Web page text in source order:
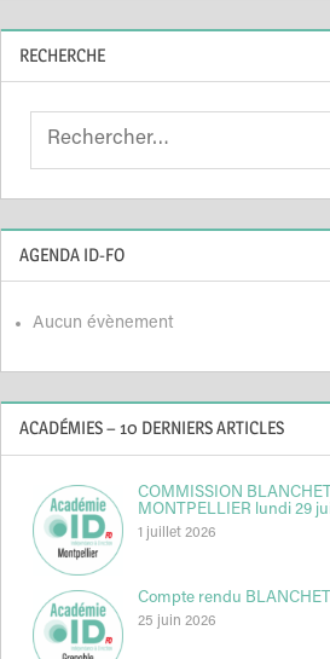
RECHERCHE
Search
AGENDA ID-FO
Aucun évènement
ACADÉMIES – 10 DERNIERS ARTICLES
COMMISSION
MONTPELLIER lundi 29
1 juillet 2026
Compte rendu
25 juin 2026